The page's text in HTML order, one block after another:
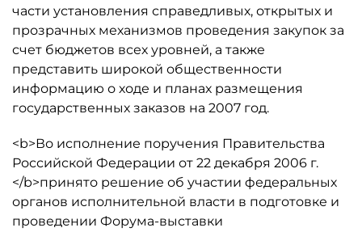
части установления справедливых, открытых и
прозрачных механизмов проведения закупок за
счет бюджетов всех уровней, а также
представить широкой общественности
информацию о ходе и планах размещения
государственных заказов на 2007 год.
<b>Во исполнение поручения Правительства
Российской Федерации от 22 декабря 2006 г.
</b>принято решение об участии федеральных
органов исполнительной власти в подготовке и
проведении Форума-выставки